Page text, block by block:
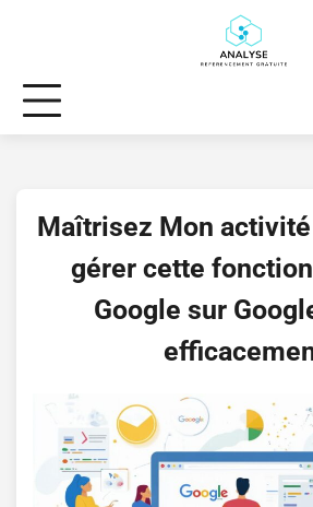
Maîtrisez Mon
gérer cette
Google sur